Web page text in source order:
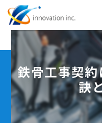
鉄骨工事契
訣